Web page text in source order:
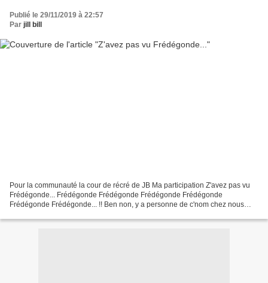
Publié le 29/11/2019 à 22:57
Par jill bill
Pour la communauté la cour de récré de JB Ma participation Z'avez pas vu
Frédégonde... Frédégonde Frédégonde Frédégonde Frédégonde
Frédégonde Frédégonde... !! Ben non, y a personne de c'nom chez nous